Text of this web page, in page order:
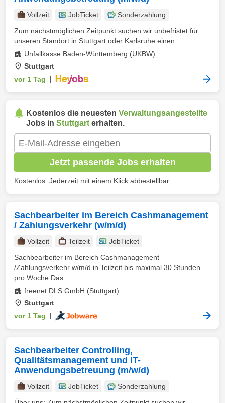
Vollzeit JobTicket
Sonderzahlung
Zum nächstmöglichen Zeitpunkt suchen wir unbefristet für
unseren Standort in Stuttgart oder Karlsruhe einen ...
Unfallkasse Baden-Württemberg (UKBW)
Stuttgart
vor 1 Tag
Kostenlos die neuesten Verwaltungsangestellte
Jobs in Stuttgart erhalten.
Jetzt passende Jobs erhalten
Kostenlos. Jederzeit mit einem Klick abbestellbar.
Sachbearbeiter im Bereich Cashmanagement
/ Zahlungsverkehr (w/m/d)
Vollzeit Teilzeit
JobTicket
Sachbearbeiter im Bereich Cashmanagement
/Zahlungsverkehr w/m/d in Teilzeit bis maximal 30 Stunden
pro Woche Das ...
freenet DLS GmbH (Stuttgart)
Stuttgart
vor 1 Tag
Sachbearbeiter Controlling,
Qualitätsmanagement und IT-
Anwendungsbetreuung (m/w/d)
Vollzeit JobTicket
Sonderzahlung